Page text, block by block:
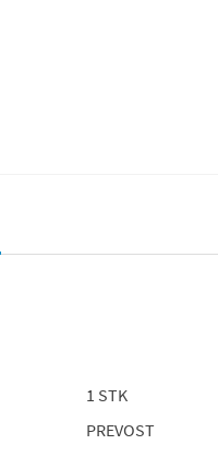
1 STK
PREVOST